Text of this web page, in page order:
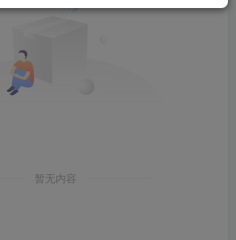
暂无内容